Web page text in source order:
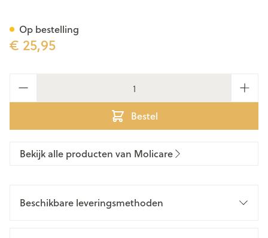
€ 25,95
Bestel
Op bestelling
Bekijk alle producten van Molicare
Beschikbare leveringsmethoden